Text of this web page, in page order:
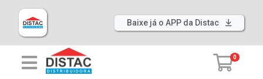
Baixe já o APP da Distac
0